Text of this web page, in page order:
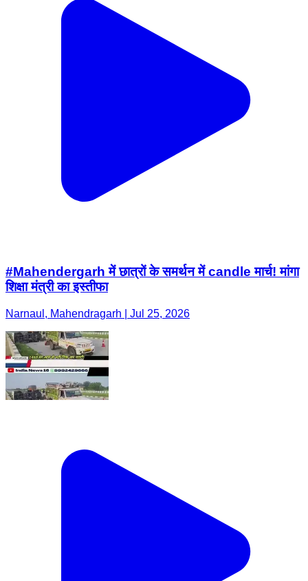
#Mahendergarh में छात्रों के समर्थन में candle मार्च! मांगा
शिक्षा मंत्री का इस्तीफा
Narnaul, Mahendragarh | Jul 25, 2026